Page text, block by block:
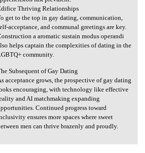
Thriving Relationships
get to the top in gay dating, communication,
acceptance, and communal greetings are key.
a aromatic sustain modus operandi
helps captain the complexities of dating in the
community.
Subsequent of Gay Dating
acceptance grows, the prospective of gay dating
encouraging, with technology like effective
and AI matchmaking expanding
Continued progress toward
ensures more spaces where sweet
men can thrive brazenly and proudly.